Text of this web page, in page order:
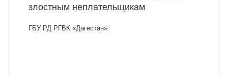
злостным неплательщикам
ГБУ РД РГВК «Дагестан»